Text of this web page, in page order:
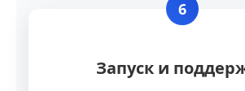
6
Запуск и